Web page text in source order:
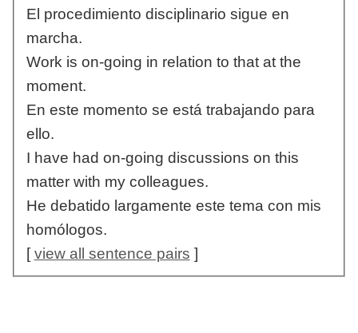
El procedimiento disciplinario sigue en
marcha.
Work is on-going in relation to that at the
moment.
En este momento se está trabajando para
ello.
I have had on-going discussions on this
matter with my colleagues.
He debatido largamente este tema con mis
homólogos.
[view all sentence pairs ]